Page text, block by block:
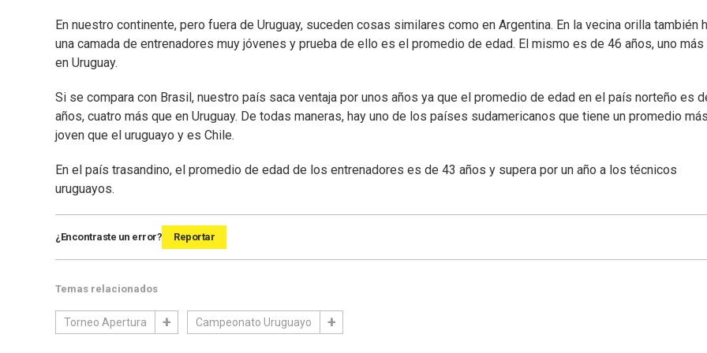
En nuestro continente, pero fuera de Uruguay, suceden cosas similares como en Argentina. En la vecina orilla también
una camada de entrenadores muy jóvenes y prueba de ello es el promedio de edad. El mismo es de 46 años, uno más
en Uruguay.
Si se compara con Brasil, nuestro país saca ventaja por unos años ya que el promedio de edad en el país norteño es
años, cuatro más que en Uruguay. De todas maneras, hay uno de los países sudamericanos que tiene un promedio más
joven que el uruguayo y es Chile.
En el país trasandino, el promedio de edad de los entrenadores es de 43 años y supera por un año a los técnicos
uruguayos.
¿Encontraste un error? Reportar
Temas relacionados
Torneo Apertura Campeonato Uruguayo